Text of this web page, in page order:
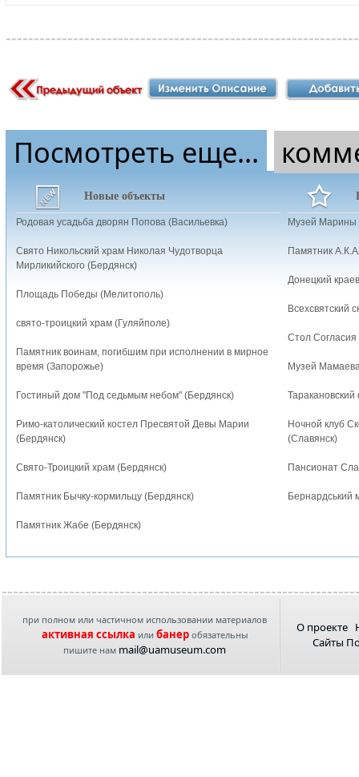
Посмотреть еще...
Новые объекты
Родовая усадьба дворян Попова (Васильевка)
Свято Никольский храм Николая Чудотворца
Мирликийского (Бердянск)
Площадь Победы (Мелитополь)
свято-троицкий храм (Гуляйполе)
Памятник воинам, погибшим при исполнении в мирное
время (Запорожье)
Гостиный дом "Под седьмым небом" (Бердянск)
Римо-католический костел Пресвятой Девы Марии
(Бердянск)
Свято-Троицкий храм (Бердянск)
Памятник Бычку-кормильцу (Бердянск)
Памятник Жабе (Бердянск)
Музей Марины
Памятник
Донецкий
Всехсвятский
Стол
Музей
Ночной клуб
(Славянск)
Пансионат
Бернардський
при полном или частичном использовании материалов
активная ссылка или банеробязательны
пишите нам mail@uamuseum.com
О проекте
Сайты